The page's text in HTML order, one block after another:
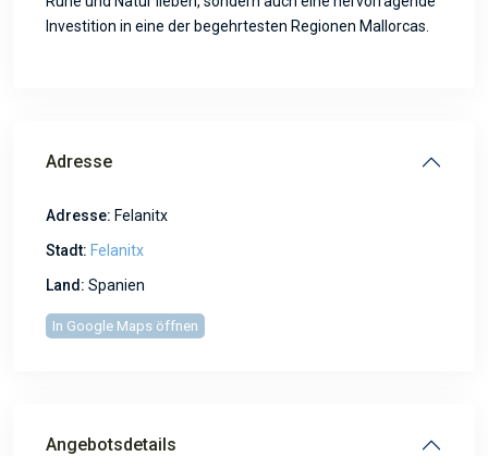
Investition in eine der begehrtesten Regionen Mallorcas.
Adresse
Adresse: Felanitx
Stadt: Felanitx
Land: Spanien
In Google Maps öffnen
Angebotsdetails